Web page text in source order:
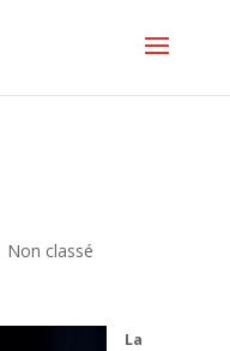
Non classé
La